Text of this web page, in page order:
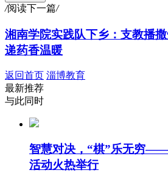
/阅读下一篇/
湘南学院实践队下乡：支教播
递药香温暖
返回首页 淄博教育
最新推荐
与此同时
智慧对决，“棋”乐无穷
活动火热举行